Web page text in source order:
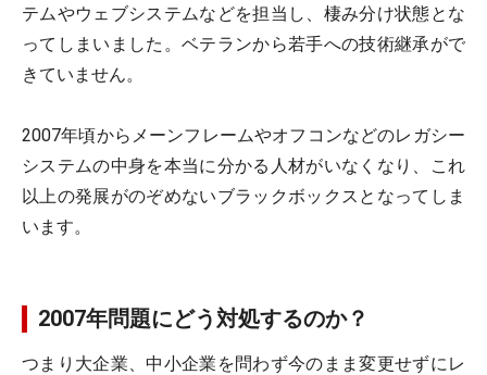
テムやウェブシステムなどを担当し、棲み分け状態とな
ってしまいました。ベテランから若手への技術継承がで
きていません。
2007年頃からメーンフレームやオフコンなどのレガシー
システムの中身を本当に分かる人材がいなくなり、これ
以上の発展がのぞめないブラックボックスとなってしま
います。
2007年問題にどう対処するのか？
つまり大企業、中小企業を問わず今のまま変更せずにレ